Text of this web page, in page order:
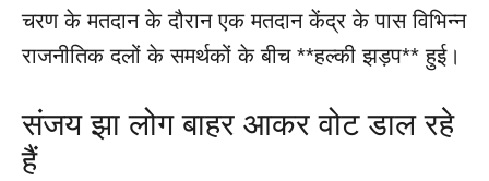
चरण के मतदान के दौरान एक मतदान केंद्र के पास विभिन्न
राजनीतिक दलों के समर्थकों के बीच **हल्की झड़प** हुई।
संजय झा लोग बाहर आकर वोट डाल रहे
हैं